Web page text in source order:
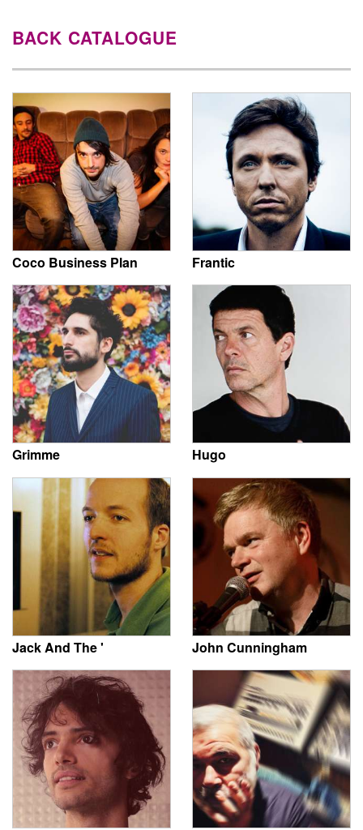
BACK CATALOGUE
Coco Business Plan Frantic
Grimme Hugo
Jack And The ' John Cunningham